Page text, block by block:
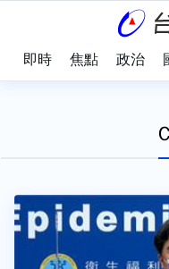
即時 焦點 政治